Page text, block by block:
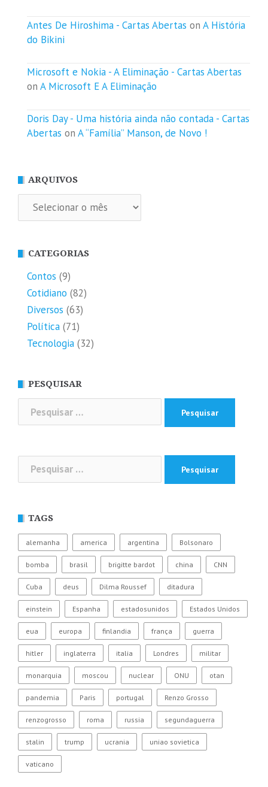
Antes De Hiroshima - Cartas Abertas on A História
do Bikini
Microsoft e Nokia - A Eliminação - Cartas Abertas
on A Microsoft E A Eliminação
Doris Day - Uma história ainda não contada - Cartas
Abertas on A “Família” Manson, de Novo !
ARQUIVOS
Arquivos
CATEGORIAS
Contos (9)
Cotidiano (82)
Diversos (63)
Política (71)
Tecnologia (32)
PESQUISAR
por:
Pesquisar
por:
TAGS
alemanha america argentina Bolsonaro
bomba brasil brigitte bardot china CNN
Cuba deus Dilma Roussef ditadura
einstein Espanha estadosunidos Estados Unidos
eua europa finlandia frança guerra
hitler inglaterra italia Londres militar
monarquia moscou nuclear ONU otan
pandemia Paris portugal Renzo Grosso
renzogrosso roma russia segundaguerra
stalin trump ucrania uniao sovietica
vaticano